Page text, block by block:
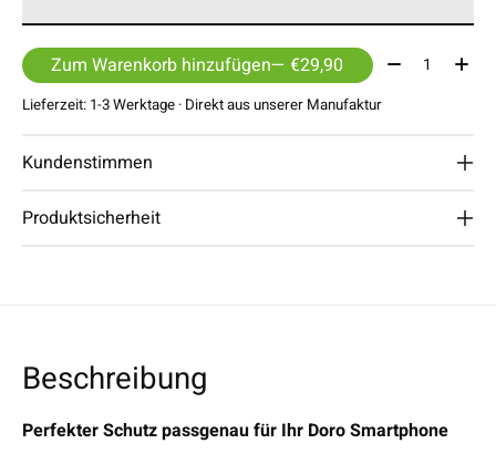
Zum Warenkorb hinzufügen — €29,90 Menge:
Lieferzeit: 1-3 Werktage · Direkt aus unserer Manufaktur
Kundenstimmen
Produktsicherheit
Beschreibung
Perfekter Schutz passgenau für Ihr Doro Smartphone